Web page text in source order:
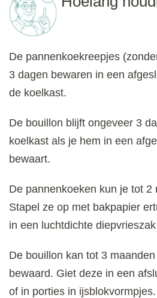
De pannenkoekreepjes
3 dagen bewaren in een
de koelkast.
De bouillon blijft ongeveer 3
koelkast als je hem in een
bewaart.
De pannenkoeken kun je tot 2
Stapel ze op met bakpapier
in een luchtdichte
De bouillon kan tot 3
bewaard. Giet deze in een
of in porties in ijsblokvormpjes.